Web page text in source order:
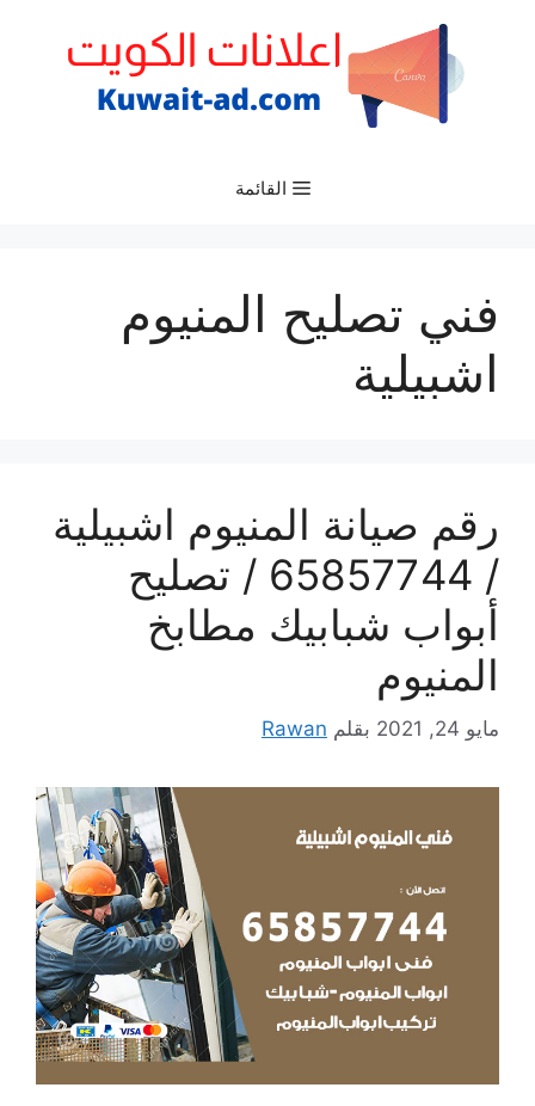
القائمة
فني تصليح المنيوم
اشبيلية
رقم صيانة المنيوم اشبيلية
/ 65857744 / تصليح
أبواب شبابيك مطابخ
المنيوم
مايو 24, 2021 بقلم Rawan